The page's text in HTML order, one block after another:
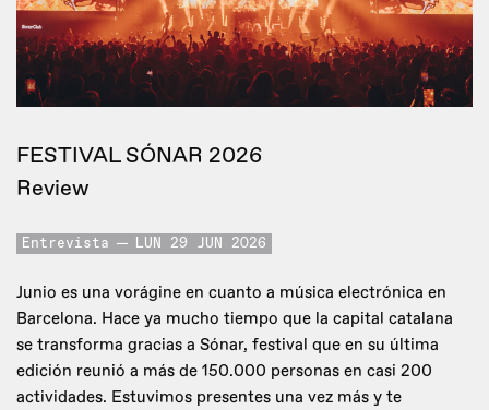
FESTIVAL SÓNAR 2026
Review
Entrevista LUN 29 JUN 2026
Junio es una vorágine en cuanto a música electrónica en
Barcelona. Hace ya mucho tiempo que la capital catalana
se transforma gracias a Sónar, festival que en su última
edición reunió a más de 150.000 personas en casi 200
actividades. Estuvimos presentes una vez más y te